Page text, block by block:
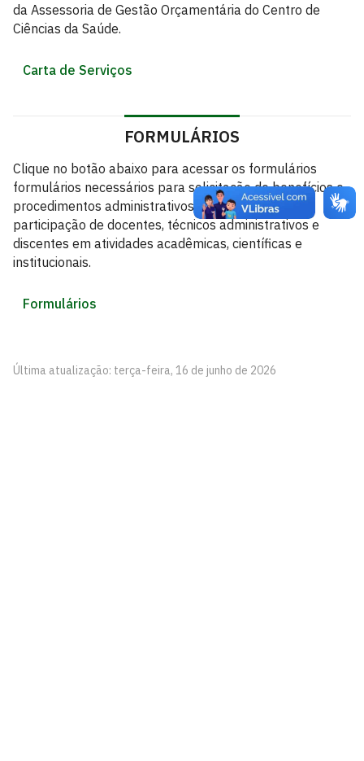
da Assessoria de Gestão Orçamentária do Centro de
Ciências da Saúde.
Carta de Serviços
FORMULÁRIOS
Clique no botão abaixo para acessar os formulários
formulários necessários para solicitação de benefícios e
procedimentos administrativos relacionados à
participação de docentes, técnicos administrativos e
discentes em atividades acadêmicas, científicas e
institucionais.
Formulários
Última atualização: terça-feira, 16 de junho de 2026